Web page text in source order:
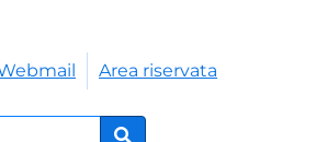
Area riservata